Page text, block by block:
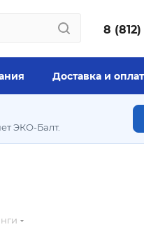
8
Доставка и
ЭКО-Балт.